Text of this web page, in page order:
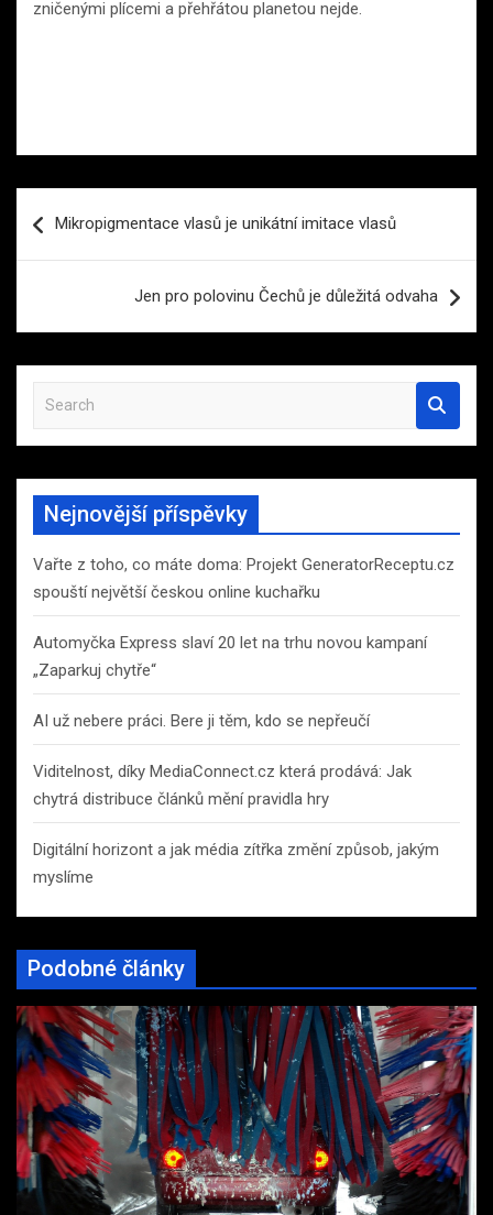
zničenými plícemi a přehřátou planetou nejde.
proMikropigmentace vlasů je unikátní imitace vlasů
Jen pro polovinu Čechů je důležitá odvaha
a
r
h
Nejnovější příspěvky
Vařte z toho, co máte doma: Projekt GeneratorReceptu.cz
spouští největší českou online kuchařku
Automyčka Express slaví 20 let na trhu novou kampaní
„Zaparkuj chytře“
AI už nebere práci. Bere ji těm, kdo se nepřeučí
Viditelnost, díky MediaConnect.cz která prodává: Jak
chytrá distribuce článků mění pravidla hry
Digitální horizont a jak média zítřka změní způsob, jakým
myslíme
Podobné články